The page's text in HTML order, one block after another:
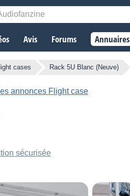
Avis Forums Annuaires
cases Rack 5U Blanc (Neuve)
annonces Flight case
sécurisée